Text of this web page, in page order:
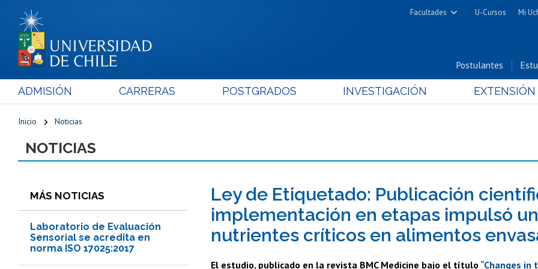
Facultades
Cs. Físicas y Matemáticas
Cs. Químicas y Farmacéuticas
Estudios Avanzados en Educación
Nutrición y Tecnología de
Alimentos
U-Cursos Mi
Postulantes
ADMISIÓN CARRERAS POSTGRADOS INVESTIGACIÓN EXTENSIÓN
Inicio Noticias
NOTICIAS
MÁS NOTICIAS
Laboratorio de Evaluación
Sensorial se acredita en
norma ISO 17025:2017
Ley de Etiquetado: Publicación
implementación en etapas impulsó
nutrientes críticos en alimentos
El estudio, publicado en la revista BMC Medicine bajo el título “Changes